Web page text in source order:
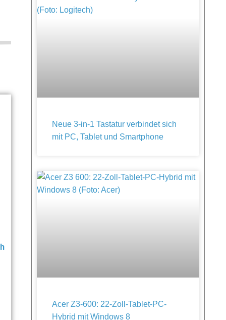
Neue 3-in-1 Tastatur verbindet sich
mit PC, Tablet und Smartphone
Acer Z3-600: 22-Zoll-Tablet-PC-
Hybrid mit Windows 8